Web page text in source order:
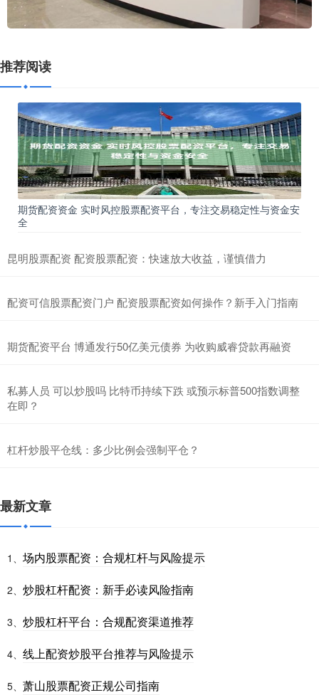
推荐阅读
期货配资资金 实时风控股票配资平台，专注交易稳定性与资金安
全
昆明股票配资 配资股票配资：快速放大收益，谨慎借力
配资可信股票配资门户 配资股票配资如何操作？新手入门指南
期货配资平台 博通发行50亿美元债券 为收购威睿贷款再融资
私募人员 可以炒股吗 比特币持续下跌 或预示标普500指数调整
在即？
杠杆炒股平仓线：多少比例会强制平仓？
最新文章
1、 场内股票配资：合规杠杆与风险提示
2、 炒股杠杆配资：新手必读风险指南
3、 炒股杠杆平台：合规配资渠道推荐
4、 线上配资炒股平台推荐与风险提示
5、 萧山股票配资正规公司指南